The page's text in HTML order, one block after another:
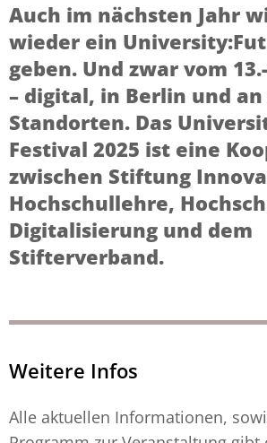
Auch im nächsten Jahr
wieder ein
geben. Und zwar vom
– digital, in Berlin und
Standorten. Das
Festival 2025 ist eine
zwischen Stiftung
Hochschullehre,
Digitalisierung und dem
Stifterverband.
Weitere Infos
Alle aktuellen Informationen,